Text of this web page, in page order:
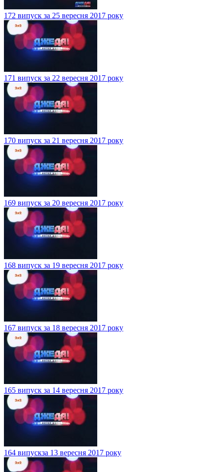
172 випуск за 25 вересня 2017 року
171 випуск за 22 вересня 2017 року
170 випуск за 21 вересня 2017 року
169 випуск за 20 вересня 2017 року
168 випуск за 19 вересня 2017 року
167 випуск за 18 вересня 2017 року
165 випуск за 14 вересня 2017 року
164 випускза 13 вересня 2017 року